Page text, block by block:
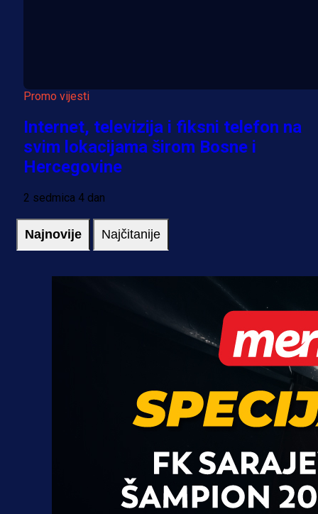
Promo vijesti
Internet, televizija i fiksni telefon na
svim lokacijama širom Bosne i
Hercegovine
2 sedmica 4 dan
Najnovije Najčitanije